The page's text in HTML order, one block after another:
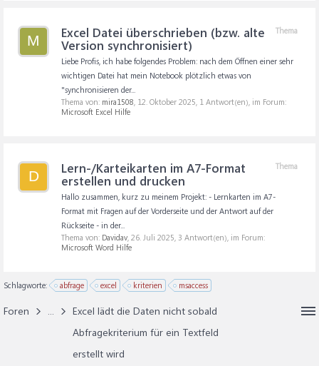
M
Thema
Excel Datei überschrieben (bzw. alte
Version synchronisiert)
Liebe Profis, ich habe folgendes Problem: nach dem Öffnen einer sehr
wichtigen Datei hat mein Notebook plötzlich etwas von
"synchronisieren der...
Thema von: mira1508, 12. Oktober 2025, 1 Antwort(en), im Forum:
Microsoft Excel Hilfe
D
Thema
Lern-/Karteikarten im A7-Format
erstellen und drucken
Hallo zusammen, kurz zu meinem Projekt: - Lernkarten im A7-
Format mit Fragen auf der Vorderseite und der Antwort auf der
Rückseite - in der...
Thema von: Davidav, 26. Juli 2025, 3 Antwort(en), im Forum:
Microsoft Word Hilfe
Schlagworte: abfrage excel kriterien msaccess
Foren ...
Excel lädt die Daten nicht sobald
Abfragekriterium für ein Textfeld
erstellt wird